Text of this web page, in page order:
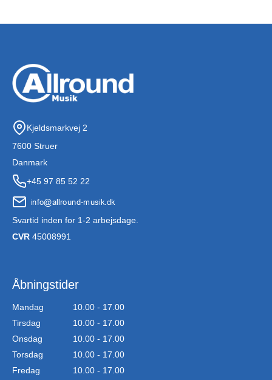
Kjeldsmarkvej 2
7600 Struer
Danmark
+45 97 85 52 22
Svartid inden for 1-2 arbejsdage.
CVR 45008991
Åbningstider
Mandag
10.00 - 17.00
Tirsdag
10.00 - 17.00
Onsdag
10.00 - 17.00
Torsdag
10.00 - 17.00
Fredag
10.00 - 17.00